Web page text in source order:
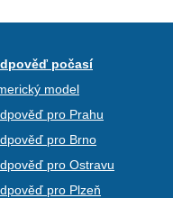
počasí
model
pro Prahu
pro Brno
pro Ostravu
pro Plzeň